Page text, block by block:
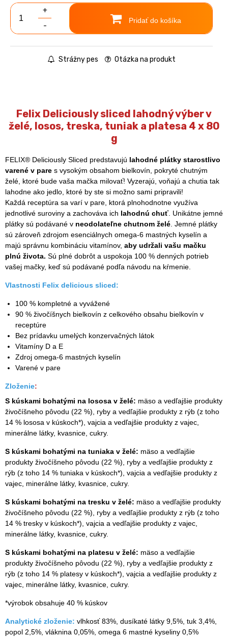
+
-
Pridať do košíka
Strážny pes Otázka na produkt
Felix Deliciously sliced lahodný výber v
želé, losos, treska, tuniak a platesa 4 x 80
g
FELIX® Deliciously Sliced predstavujú lahodné plátky starostlivo
varené v pare s vysokým obsahom bielkovín, pokryté chutným
želé, ktoré bude vaša mačka milovať! Vyzerajú, voňajú a chutia tak
lahodne ako jedlo, ktoré by ste si možno sami pripravili!
Každá receptúra sa varí v pare, ktorá plnohodnotne využíva
jednotlivé suroviny a zachováva ich lahodnú chuť . Unikátne jemné
plátky sú podávané v neodolateľne chutnom želé . Jemné plátky
sú zároveň zdrojom esenciálnych omega-6 mastných kyselín a
majú správnu kombináciu vitamínov, aby udržali vašu mačku
plnú života. Sú plné dobrôt a uspokoja 100 % denných potrieb
vašej mačky, keď sú podávané podľa návodu na kŕmenie.
Vlastnosti Felix delicious sliced:
100 % kompletné a vyvážené
90 % živočíšnych bielkovín z celkového obsahu bielkovín v
receptúre
Bez prídavku umelých konzervačných látok
Vitamíny D a E
Zdroj omega-6 mastných kyselín
Varené v pare
Zloženie:
S kúskami bohatými na lososa v želé: mäso a vedľajšie produkty
živočíšneho pôvodu (22 %), ryby a vedľajšie produkty z rýb (z toho
14 % lososa v kúskoch*), vajcia a vedľajšie produkty z vajec,
minerálne látky, kvasnice, cukry.
S kúskami bohatými na tuniaka v želé: mäso a vedľajšie
produkty živočíšneho pôvodu (22 %), ryby a vedľajšie produkty z
rýb (z toho 14 % tuniaka v kúskoch*), vajcia a vedľajšie produkty z
vajec, minerálne látky, kvasnice, cukry.
S kúskami bohatými na tresku v želé: mäso a vedľajšie produkty
živočíšneho pôvodu (22 %), ryby a vedľajšie produkty z rýb (z toho
14 % tresky v kúskoch*), vajcia a vedľajšie produkty z vajec,
minerálne látky, kvasnice, cukry.
S kúskami bohatými na platesu v želé: mäso a vedľajšie
produkty živočíšneho pôvodu (22 %), ryby a vedľajšie produkty z
rýb (z toho 14 % platesy v kúskoch*), vajcia a vedľajšie produkty z
vajec, minerálne látky, kvasnice, cukry.
*výrobok obsahuje 40 % kúskov
Analytické zloženie: vlhkosť 83%, dusíkaté látky 9,5%, tuk 3,4%,
popol 2,5%, vláknina 0,05%, omega 6 mastné kyseliny 0,5%